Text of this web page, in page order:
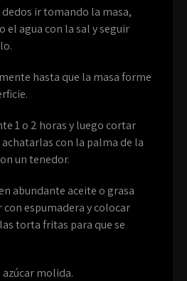
ir tomando la masa,
el agua con la sal y seguir
hasta que la masa forme
1 o 2 horas y luego cortar
con la palma de la
un tenedor.
abundante aceite o grasa
espumadera y colocar
torta fritas para que se
molida.